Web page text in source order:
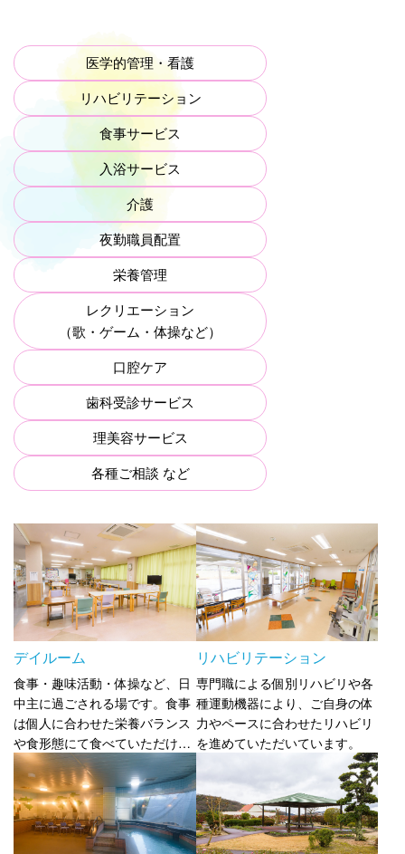
医学的管理・看護
リハビリテーション
食事サービス
入浴サービス
介護
夜勤職員配置
栄養管理
レクリエーション
（歌・ゲーム・体操など）
口腔ケア
歯科受診サービス
理美容サービス
各種ご相談 など
デイルーム
食事・趣味活動・体操など、日
中主に過ごされる場です。食事
は個人に合わせた栄養バランス
や食形態にて食べていただけ、
行事食や郷土料理などもご好評
いただいています。
リハビリテーション
専門職による個別リハビリや各
種運動機器により、ご自身の体
力やペースに合わせたリハビリ
を進めていただいています。